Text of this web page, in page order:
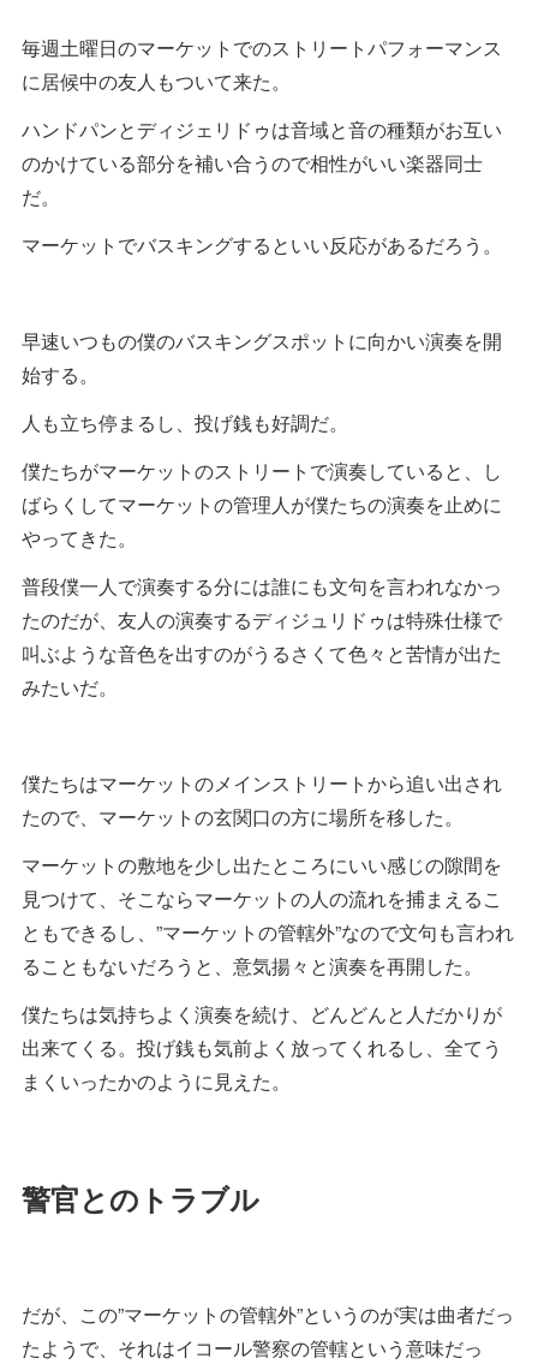
毎週土曜日のマーケットでのストリートパフォーマンス
に居候中の友人もついて来た。
ハンドパンとディジェリドゥは音域と音の種類がお互い
のかけている部分を補い合うので相性がいい楽器同士
だ。
マーケットでバスキングするといい反応があるだろう。
早速いつもの僕のバスキングスポットに向かい演奏を開
始する。
人も立ち停まるし、投げ銭も好調だ。
僕たちがマーケットのストリートで演奏していると、し
ばらくしてマーケットの管理人が僕たちの演奏を止めに
やってきた。
普段僕一人で演奏する分には誰にも文句を言われなかっ
たのだが、友人の演奏するディジュリドゥは特殊仕様で
叫ぶような音色を出すのがうるさくて色々と苦情が出た
みたいだ。
僕たちはマーケットのメインストリートから追い出され
たので、マーケットの玄関口の方に場所を移した。
マーケットの敷地を少し出たところにいい感じの隙間を
見つけて、そこならマーケットの人の流れを捕まえるこ
ともできるし、”マーケットの管轄外”なので文句も言われ
ることもないだろうと、意気揚々と演奏を再開した。
僕たちは気持ちよく演奏を続け、どんどんと人だかりが
出来てくる。投げ銭も気前よく放ってくれるし、全てう
まくいったかのように見えた。
警官とのトラブル
だが、この”マーケットの管轄外”というのが実は曲者だっ
たようで、それはイコール警察の管轄という意味だっ